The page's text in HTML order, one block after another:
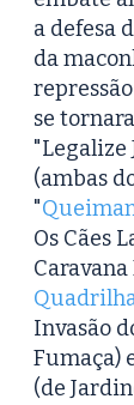
a defesa
da
se
"Legalize
(ambas
"
Os Cães
Caravana
Invasão
Fumaça)
(de